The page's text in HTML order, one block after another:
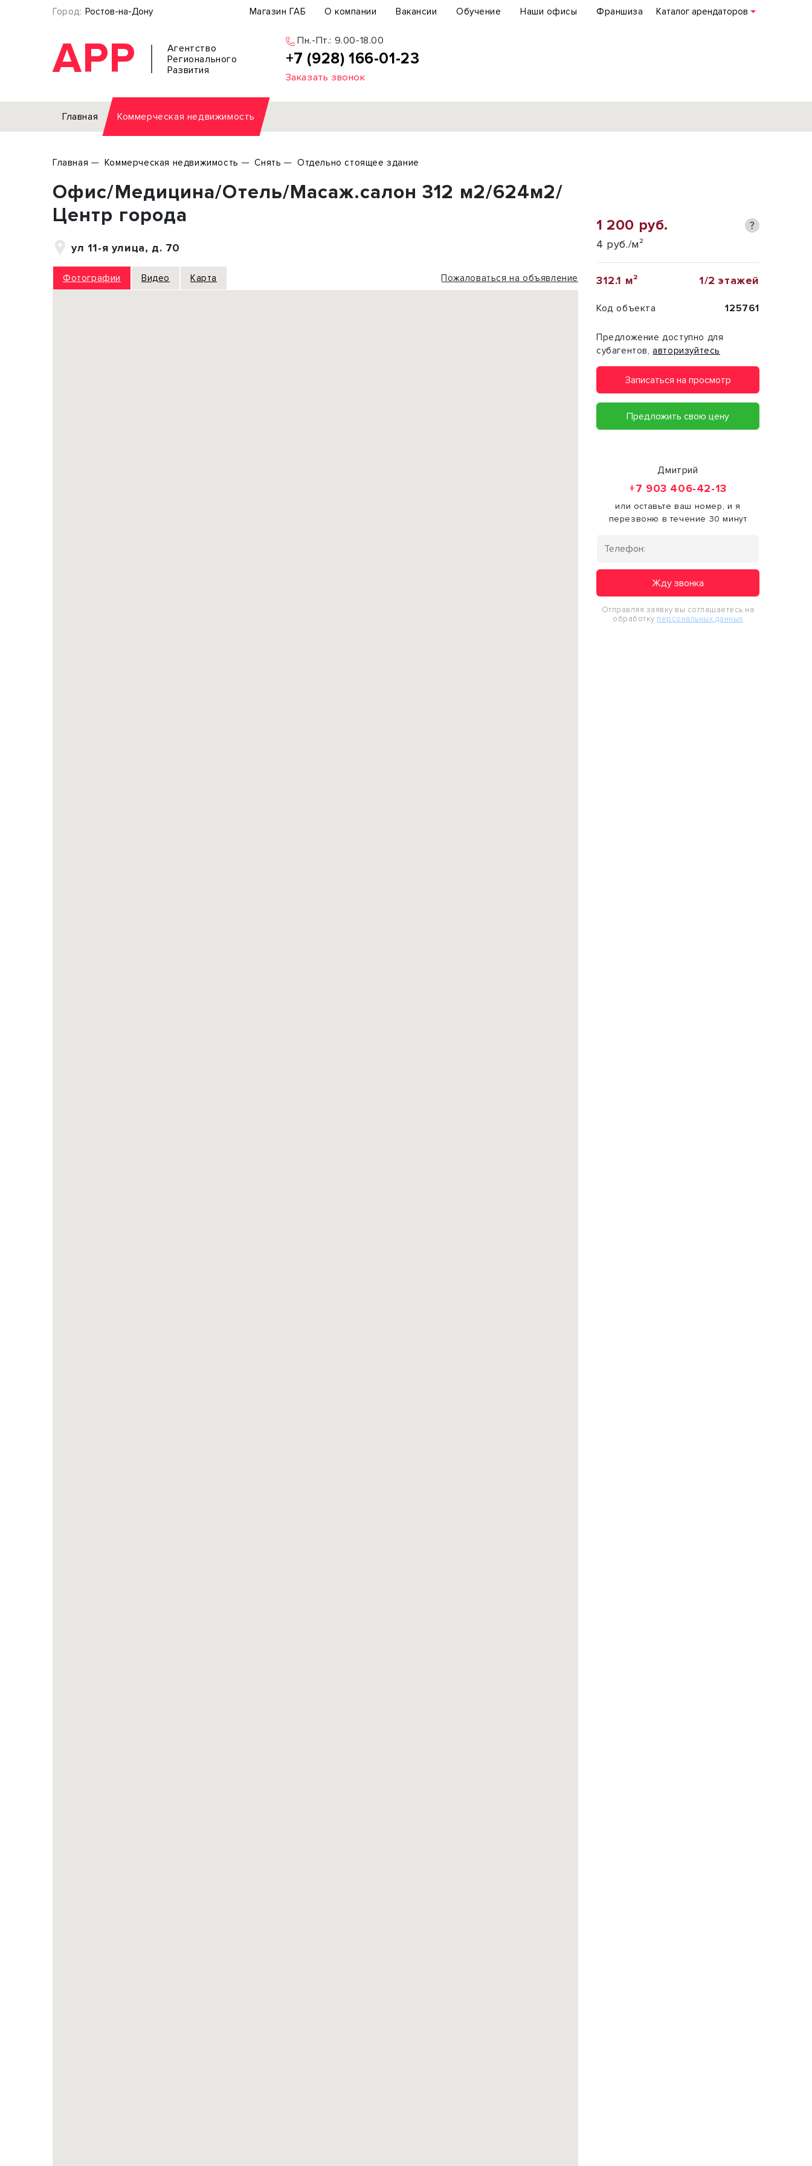
Город: Ростов-на-Дону Магазин ГАБ О компании Вакансии Обучение Наши офисы Франшиза Каталог арендаторов
АРР
Агентство
Регионального
Развития
Пн.-Пт.: 9.00-18.00
+7 (928) 166-01-23
Заказать звонок
Главная Коммерческая недвижимость
Торговое помещение
Склад
Производство
Земельный участок
Отдельное здание
Торговое помещение
Подробнее
Главная Коммерческая недвижимость Снять Отдельно стоящее здание
Офис/Медицина/Отель/Масаж.салон 312 м2/624м2/
Центр города
ул 11-я улица, д. 70
Фотографии Видео Карта Пожаловаться на объявление
1 200 руб. ?
4 руб./м²
312.1 м² 1/2 этажей
Код объекта 125761
Предложение доступно для
субагентов,авторизуйтесь
Записаться на просмотр
Предложить свою цену
Дмитрий
+7 903 406-42-13
или оставьте ваш номер, и я
перезвоню в течение 30 минут
Жду звонка
Отправляя заявку вы соглашаетесь на
обработку персональных данных